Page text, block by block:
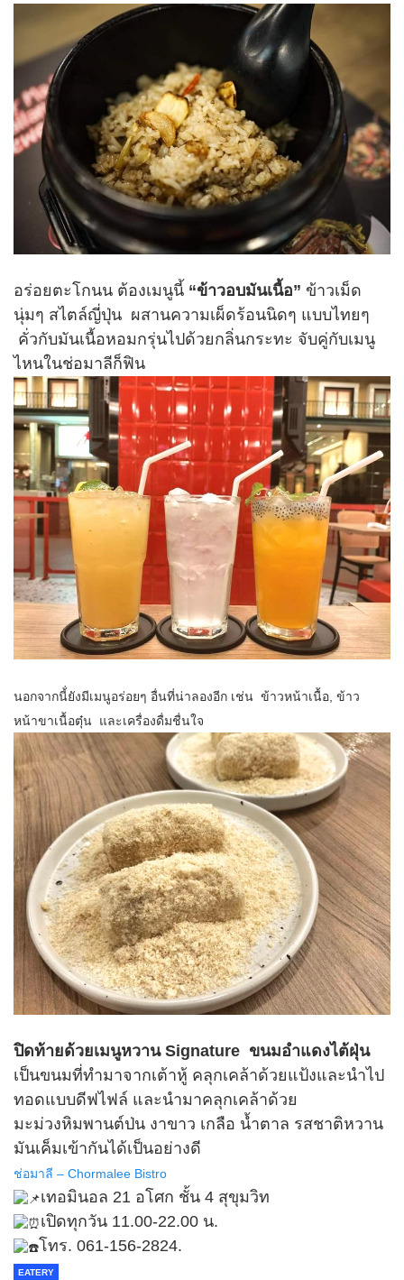
อร่อยตะโกนน ต้องเมนูนี้ “ข้าวอบมันเนื้อ” ข้าวเม็ด
นุ่มๆ สไตล์ญี่ปุ่น ผสานความเผ็ดร้อนนิดๆ แบบไทยๆ
คั่วกับมันเนื้อหอมกรุ่นไปด้วยกลิ่นกระทะ จับคู่กับเมนู
ไหนในช่อมาลีก็ฟิน
นอกจากนี้่ยังมีเมนูอร่อยๆ อื่นที่น่าลองอีก เช่น ข้าวหน้าเนื้อ, ข้าว
หน้าขาเนื้อตุ๋น และเครื่องดื่มชื่นใจ
ปิดท้ายด้วยเมนูหวาน Signature ขนมอำแดงไต้ฝุ่น
เป็นขนมที่ทำมาจากเต้าหู้ คลุกเคล้าด้วยแป้งและนำไป
ทอดแบบดีฟไฟล์ และนำมาคลุกเคล้าด้วย
มะม่วงหิมพานต์ป่น งาขาว เกลือ น้ำตาล รสชาติหวาน
มันเค็มเข้ากันได้เป็นอย่างดี
ช่อมาลี – Chormalee Bistro
เทอมินอล 21 อโศก ชั้น 4 สุขุมวิท
เปิดทุกวัน 11.00-22.00 น.
โทร. 061-156-2824.
EATERY